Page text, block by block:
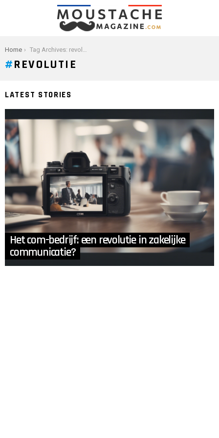
You are here:
Home Tag Archives: revolutie
REVOLUTIE
LATEST STORIES
Het com-bedrijf: een revolutie in zakelijke
communicatie?